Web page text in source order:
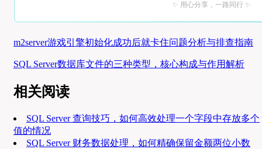
✨ 用心分享，一路同行 ✨
m2server游戏引擎初始化成功后就卡住问题分析与排查指南
SQL Server数据库文件的三种类型，核心构成与作用解析
相关阅读
SQL Server 查询技巧，如何高效处理一个字段中存放多个
值的情况
SQL Server 财务数据处理，如何精确保留金额两位小数